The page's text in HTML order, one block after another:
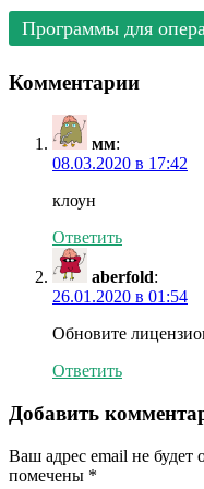
Программы для
Комментарии
мм:
08.03.2020 в 17:42
клоун
Ответить
aberfold:
26.01.2020 в 01:54
Обновите
Ответить
Добавить
Ваш адрес email не будет
помечены *